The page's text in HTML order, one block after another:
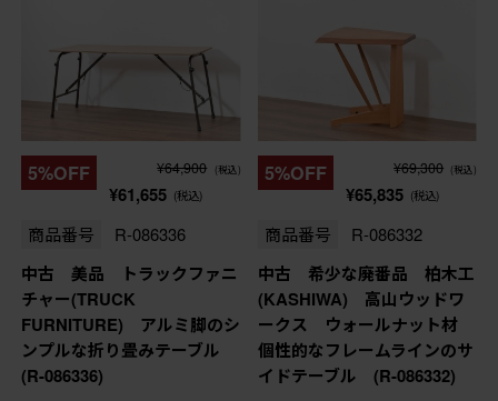
5%OFF ¥64,900 (税込)
¥61,655 (税込)
商品番号 R-086336
中古 美品 トラックファニ
チャー(TRUCK
FURNITURE) アルミ脚のシ
ンプルな折り畳みテーブル
(R-086336)
5%OFF ¥69,300 (税込)
¥65,835 (税込)
商品番号 R-086332
中古 希少な廃番品 柏木工
(KASHIWA) 高山ウッドワ
ークス ウォールナット材
個性的なフレームラインのサ
イドテーブル (R-086332)